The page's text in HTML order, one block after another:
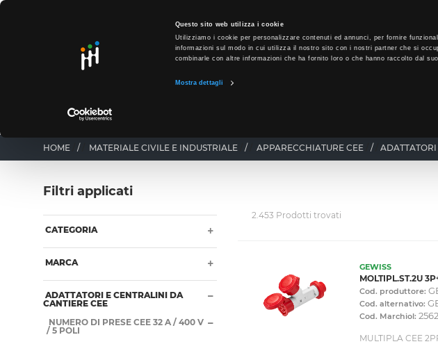
Questo sito web utilizza i cookie
Utilizziamo i cookie per personalizzare contenuti ed annunci, per fornire
informazioni sul modo in cui utilizza il nostro sito con i nostri partner che si
combinarle con altre informazioni che ha fornito loro o che hanno raccolto dal
Mostra dettagli
text.skipToContent
text.skipToNavigation
PRODOTTI
HOME / MATERIALE CIVILE E INDUSTRIALE / APPARECCHIATURE CEE /
Filtri applicati
CATEGORIA
MARCA
ADATTATORI E CENTRALINI DA
CANTIERE CEE
NUMERO DI PRESE CEE 32 A / 400 V
/ 5 POLI
2.453 Prodotti trovati
GEWISS
MOLTIPL.ST.2U
Cod. produttore:
Cod. alternativo:
Cod. Marchiol:
MULTIPLA CEE